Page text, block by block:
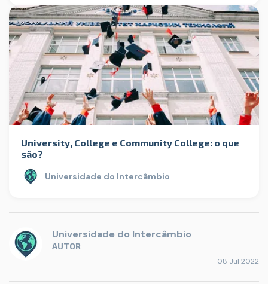
University, College e Community College: o que
são?
Universidade do Intercâmbio
Universidade do Intercâmbio
AUTOR
08 Jul 2022